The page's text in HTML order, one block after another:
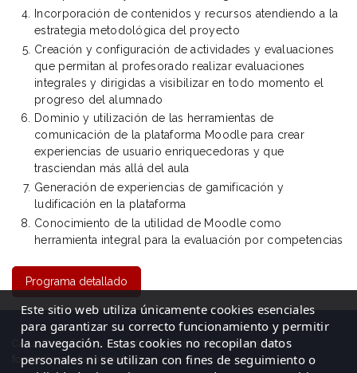
Incorporación de contenidos y recursos atendiendo a la
estrategia metodológica del proyecto
Creación y configuración de actividades y evaluaciones
que permitan al profesorado realizar evaluaciones
integrales y dirigidas a visibilizar en todo momento el
progreso del alumnado
Dominio y utilización de las herramientas de
comunicación de la plataforma Moodle para crear
experiencias de usuario enriquecedoras y que
trasciendan más allá del aula
Generación de experiencias de gamificación y
ludificación en la plataforma
Conocimiento de la utilidad de Moodle como
herramienta integral para la evaluación por competencias
Programa detallado
C/ La Cigüeña, 50, Logroño (La Rioja)| Tel: 941 23 59 65
formacion@elventanal.es
Este sitio web utiliza únicamente cookies esenciales
para garantizar su correcto funcionamiento y permitir
la navegación. Estas cookies no recopilan datos
personales ni se utilizan con fines de seguimiento o